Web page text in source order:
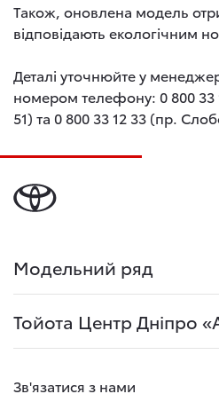
Також, оновлена модель
відповідають екологічним
Деталі уточнюйте у
номером телефону: 0 800 33
51) та 0 800 33 12 33 (пр.
Модельний ряд
Тойота Центр Дніпро
Зв'язатися з нами